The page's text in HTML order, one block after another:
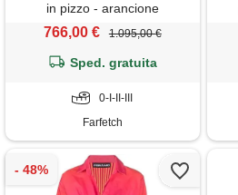
in pizzo - arancione
766,00 € 1.095,00 €
Sped. gratuita
0-I-II-III
Farfetch